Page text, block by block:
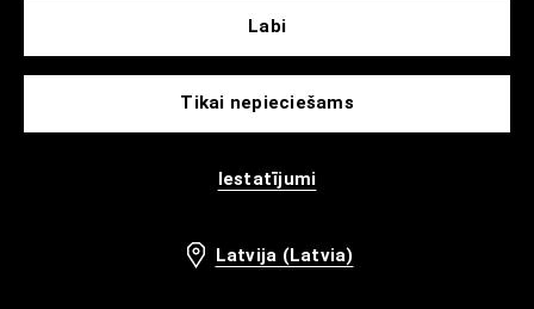
Tikai nepieciešams
Iestatījumi
Labi
Latvija (Latvia)